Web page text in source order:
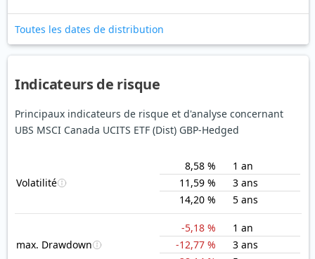
Toutes les dates de distribution
Indicateurs de risque
Principaux indicateurs de risque et d'analyse concernant
UBS MSCI Canada UCITS ETF (Dist) GBP-Hedged
Volatilité
8,58 %
1 an
11,59 %
3 ans
14,20 %
5 ans
max. Drawdown
-5,18 %
1 an
-12,77 %
3 ans